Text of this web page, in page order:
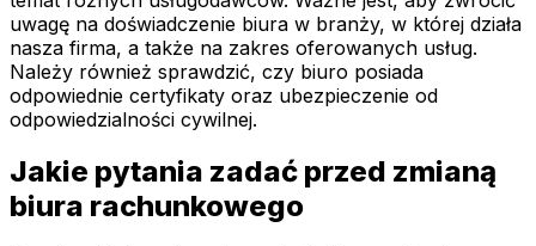
uwagę na doświadczenie biura w branży, w której działa
nasza firma, a także na zakres oferowanych usług.
Należy również sprawdzić, czy biuro posiada
odpowiednie certyfikaty oraz ubezpieczenie od
odpowiedzialności cywilnej.
Jakie pytania zadać przed zmianą
biura rachunkowego